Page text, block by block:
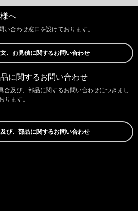
へ
合わせ窓口を設けております。
、お見積に関するお問い合わせ
に関するお問い合わせ
合及び、部品に関するお問い合わせにつきまし
ります。
び、部品に関するお問い合わせ